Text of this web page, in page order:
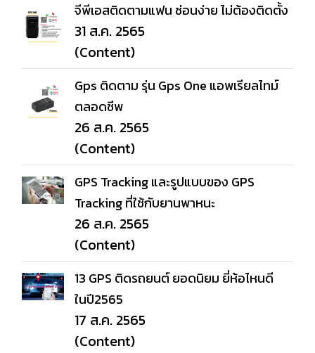
จีพีเอสติดตามแฟน ซ่อนง่าย ไม่ต้องติดตั้ง
31 ส.ค. 2565
(Content)
Gps ติดตาม รุ่น Gps One แอพเรียลไทม์
ตลอดชีพ
26 ส.ค. 2565
(Content)
GPS Tracking และรูปแบบของ GPS
Tracking ที่ใช้กับยานพาหนะ
26 ส.ค. 2565
(Content)
13 GPS ติดรถยนต์ ยอดนิยม ยี่ห้อไหนดี
ในปี2565
17 ส.ค. 2565
(Content)